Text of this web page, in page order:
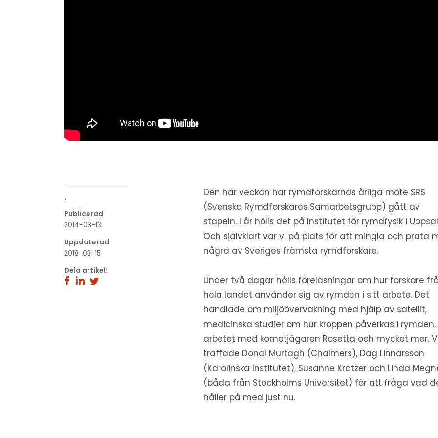
´
Publicerad
2014-03-13
Uppdaterad
2018-03-15
Dela artikel:
Den här veckan har rymdforskarnas årliga möte SRS
(Svenska Rymdforskares Samarbetsgrupp) gått av
stapeln. I år hölls det på Institutet för rymdfysik i
Och självklart var vi på plats för att mingla och prata
några av Sveriges främsta rymdforskare.
Under två dagar hålls föreläsningar om hur forskare
hela landet använder sig av rymden i sitt arbete. Det
handlade om miljöövervakning med hjälp av satellit,
medicinska studier om hur kroppen påverkas i rymden,
arbetet med kometjägaren Rosetta och mycket mer. Vi
träffade Donal Murtagh (Chalmers), Dag Linnarsson
(Karolinska Institutet), Susanne Kratzer och Linda
(båda från Stockholms Universitet) för att fråga vad
håller på med just nu.